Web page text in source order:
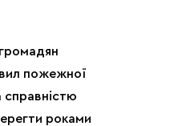
пожежної
справністю
роками